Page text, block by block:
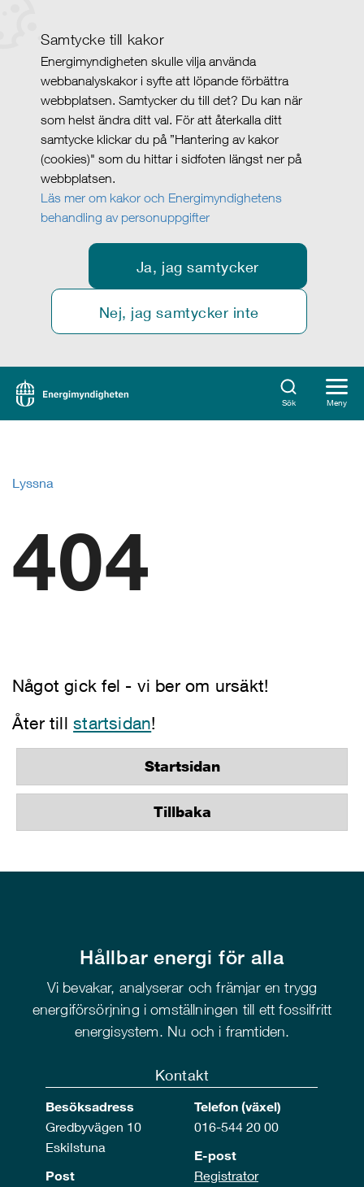
Samtycke till kakor
Energimyndigheten skulle vilja använda
webbanalyskakor i syfte att löpande förbättra
webbplatsen. Samtycker du till det? Du kan när
som helst ändra ditt val. För att återkalla ditt
samtycke klickar du på ”Hantering av kakor
(cookies)" som du hittar i sidfoten längst ner på
webbplatsen.
Läs mer om kakor och Energimyndighetens
behandling av personuppgifter
Ja, jag samtycker
Nej, jag samtycker inte
Sök Meny
Lyssna
404
Något gick fel - vi ber om ursäkt!
Åter tillstartsidan!
Startsidan
Tillbaka
Hållbar energi för alla
Vi bevakar, analyserar och främjar en trygg
energiförsörjning i omställningen till ett fossilfritt
energisystem. Nu och i framtiden.
Kontakt
Besöksadress
Gredbyvägen 10
Eskilstuna
Post
Telefon (växel)
016-544 20 00
E-post
Registrator